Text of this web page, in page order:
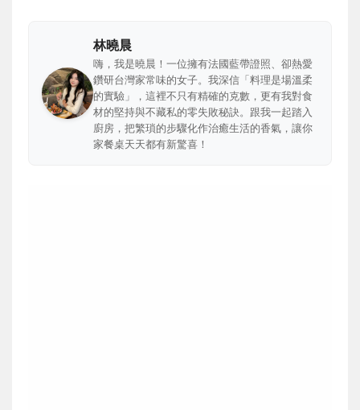
林曉晨
嗨，我是曉晨！一位擁有法國藍帶證照、卻熱愛
鑽研台灣家常味的女子。我深信「料理是場溫柔
的實驗」，這裡不只有精確的克數，更有我對食
材的堅持與不藏私的零失敗秘訣。跟我一起踏入
廚房，把繁瑣的步驟化作治癒生活的香氣，讓你
家餐桌天天都有新驚喜！